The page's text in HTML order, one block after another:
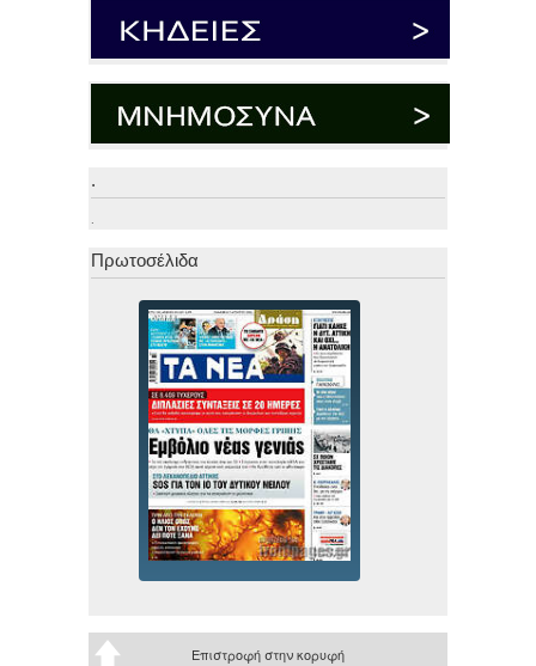
.
.
Πρωτοσέλιδα
Επιστροφή στην κορυφή